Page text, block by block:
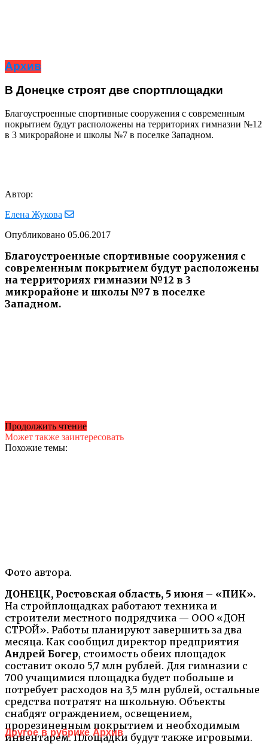
Архив
В Донецке строят две спортплощадки
Благоустроенные спортивные сооружения с современным
покрытием будут расположены на территориях гимназии №12
в 3 микрорайоне и школы №7 в поселке Западном.
Автор:
Елена Жукова
Опубликовано 05.06.2017
Благоустроенные спортивные сооружения с
современным покрытием будут расположены
на территориях гимназии №12 в 3
микрорайоне и школы №7 в поселке
Западном.
Фото автора.
ДОНЕЦК, Ростовская область, 5 июня – «ПИК».
На стройплощадках работают техника и
строители местного подрядчика — ООО «ДОН
СТРОЙ». Работы планируют завершить за два
месяца. Как сообщил директор предприятия
Андрей Богер, стоимость обеих площадок
составит около 5,7 млн рублей. Для гимназии с
700 учащимися площадка будет побольше и
потребует расходов на 3,5 млн рублей, остальные
средства потратят на школьную. Объекты
снабдят ограждением, освещением,
прорезиненным покрытием и необходимым
инвентарем. Площадки будут также игровыми.
Продолжить чтение
Может также заинтересовать
Похожие темы:
Другое в рубрике Архив